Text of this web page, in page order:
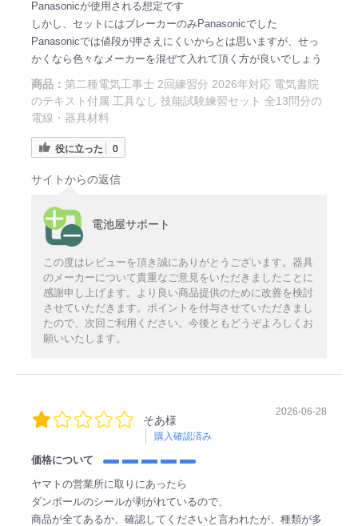
Panasonicが使用される想定です
しかし、セットにはブレーカーのみPanasonicでした
Panasonicでは値段が押さえにくいからとは思いますが、せっ
かくなら色々なメーカーを混ぜて入れて頂く方が良いでしょう
商品： 第二種電気工事士 2回練習分 2026年対応 電気書院
のテキスト付属 工具なし 技能試験練習セット 全13問分の
電線・器具材料
役に立った 0
サイトからの返信
電池屋サポート
この度はレビューを頂き誠にありがとうございます。器具
のメーカーについて貴重なご意見をいただきましたことに
感謝申し上げます。より良い商品提供のために改善を検討
させていただきます。ポイントを付与させていただきまし
たので、次回ご利用ください。今後ともどうぞよろしくお
願いいたします。
そあ様
購入確認済み
2026-06-28
価格について
ヤマトの営業所に取りにあったら
ダンボールのシールが剥がれているので、
商品が全てあるか、確認してくださいと言われたが、種類が多